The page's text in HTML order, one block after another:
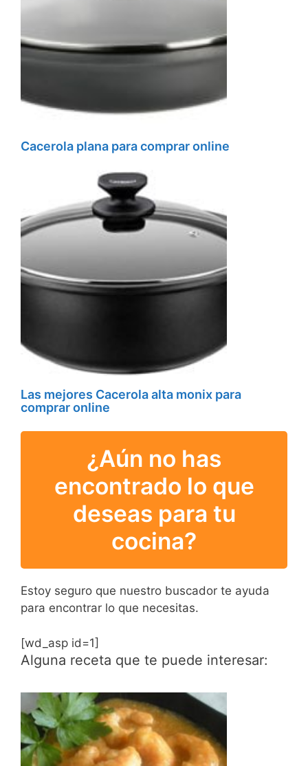
Cacerola plana para comprar online
Las mejores Cacerola alta monix para
comprar online
¿Aún no has
encontrado lo que
deseas para tu
cocina?
Estoy seguro que nuestro buscador te ayuda
para encontrar lo que necesitas.
[wd_asp id=1]
Alguna receta que te puede interesar: